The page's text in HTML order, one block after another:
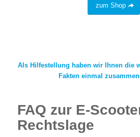
zum Shop
Als Hilfestellung haben wir Ihnen die
Fakten einmal
FAQ zur E-
Rechtslage